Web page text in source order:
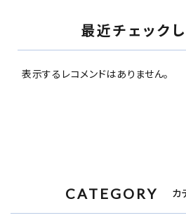
最近チェック
表示するレコメンドはありません。
CATEGORY カ